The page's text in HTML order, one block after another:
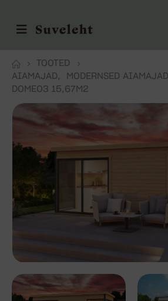
TOOTED
AIAMAJAD ,
MODERNSED AIAMAJAD
DOMEO3 15,67M2